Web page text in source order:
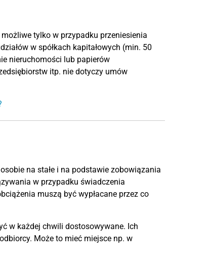
tylko w przypadku przeniesienia
w spółkach kapitałowych (min. 50
nieruchomości lub papierów
itp. nie dotyczy umów
na stałe i na podstawie zobowiązania
w przypadku świadczenia
muszą być wypłacane przez co
w każdej chwili dostosowywane. Ich
Może to mieć miejsce np. w